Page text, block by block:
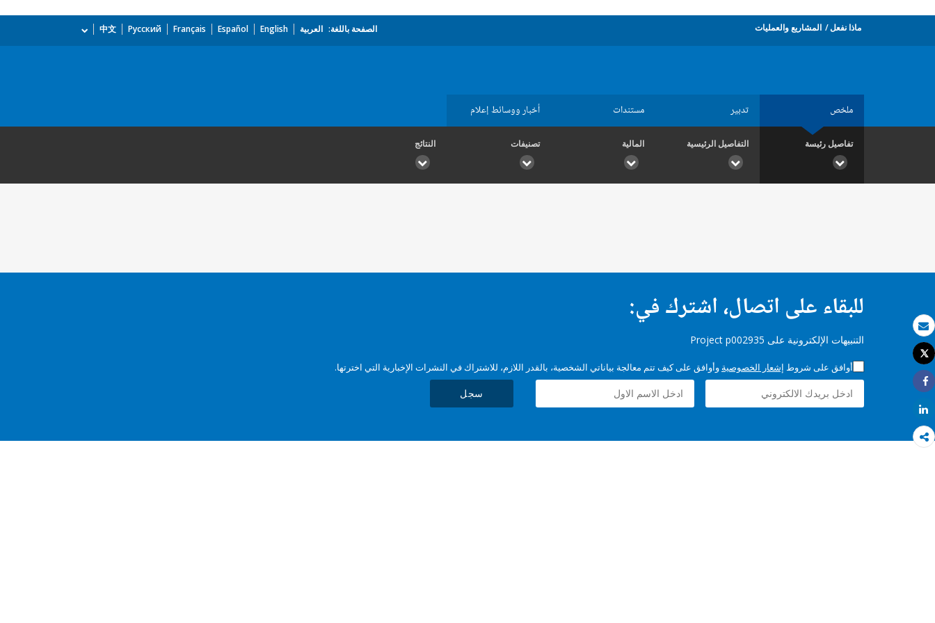
بريد الكتروني
طباعة
Tweet
Share
Share
ماذا نفعل المشاريع والعمليات الصفحة باللغة: العربية English
Español
Français
Русский
中文
ملخص تدبير مستندات أخبار ووسائط إعلام
تفاصيل رئيسة التفاصيل الرئيسية المالية تصنيفات النتائج
للبقاء على اتصال، اشترك في:
التنبيهات الإلكترونية على Project p002935
أوافق على شروط إشعار الخصوصية وأوافق على كيف تتم معالجة بياناتي الشخصية، بالقدر اللازم، للاشتراك في النشرات الإخبارية التي اخترتها.
سجل